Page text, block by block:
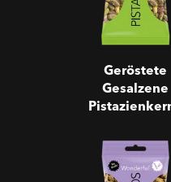
Geröstete
Gesalzene
Salz & Pfeffer